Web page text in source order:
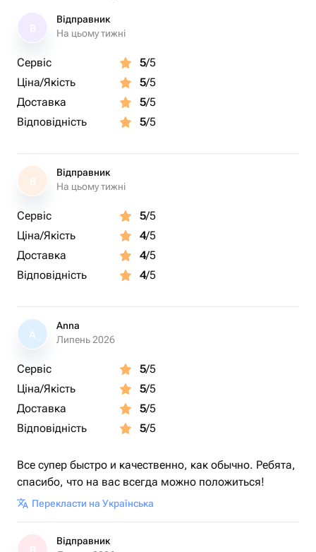
Відправник
На цьому тижні
Сервіс 5/5
Ціна/Якість
5/5
Доставка
5/5
Відповідність
5/5
В
Відправник
На цьому тижні
Сервіс 5/5
Ціна/Якість
4/5
Доставка
4/5
Відповідність
4/5
A
Anna
Липень 2026
Сервіс 5/5
Ціна/Якість
5/5
Доставка
5/5
Відповідність
5/5
Все супер быстро и качественно, как обычно. Ребята,
спасибо, что на вас всегда можно положиться!
Перекласти на Українська
Відправник